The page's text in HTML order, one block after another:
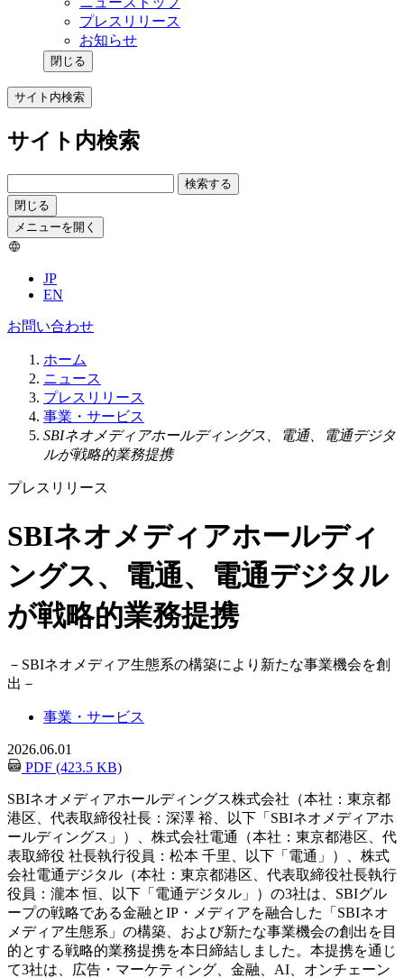
プレスリリース
お知らせ
閉じる
サイト内検索
サイト内検索
検索する
閉じる
メニューを開く
JP
EN
お問い合わせ
ホーム
ニュース
プレスリリース
事業・サービス
SBIネオメディアホールディングス、電通、電通デジタ
ルが戦略的業務提携
プレスリリース
SBIネオメディアホールディ
ングス、電通、電通デジタル
が戦略的業務提携
－ SBIネオメディア生態系の構築により新たな事業機会を創
出 －
事業・サービス
2026.06.01
PDF (423.5 KB)
SBIネオメディアホールディングス株式会社（本社：東京都
港区、代表取締役社長：深澤 裕、以下「SBIネオメディアホ
ールディングス」）、株式会社電通（本社：東京都港区、代
表取締役 社長執行役員：松本 千里、以下「電通」）、株式
会社電通デジタル（本社：東京都港区、代表取締役社長執行
役員：瀧本 恒、以下「電通デジタル」）の3社は、SBIグル
ープの戦略である金融とIP・メディアを融合した「SBIネオ
メディア生態系」の構築、および新たな事業機会の創出を目
的とする戦略的業務提携を本日締結しました。本提携を通じ
て3社は、広告・マーケティング、金融、AI、オンチェーン